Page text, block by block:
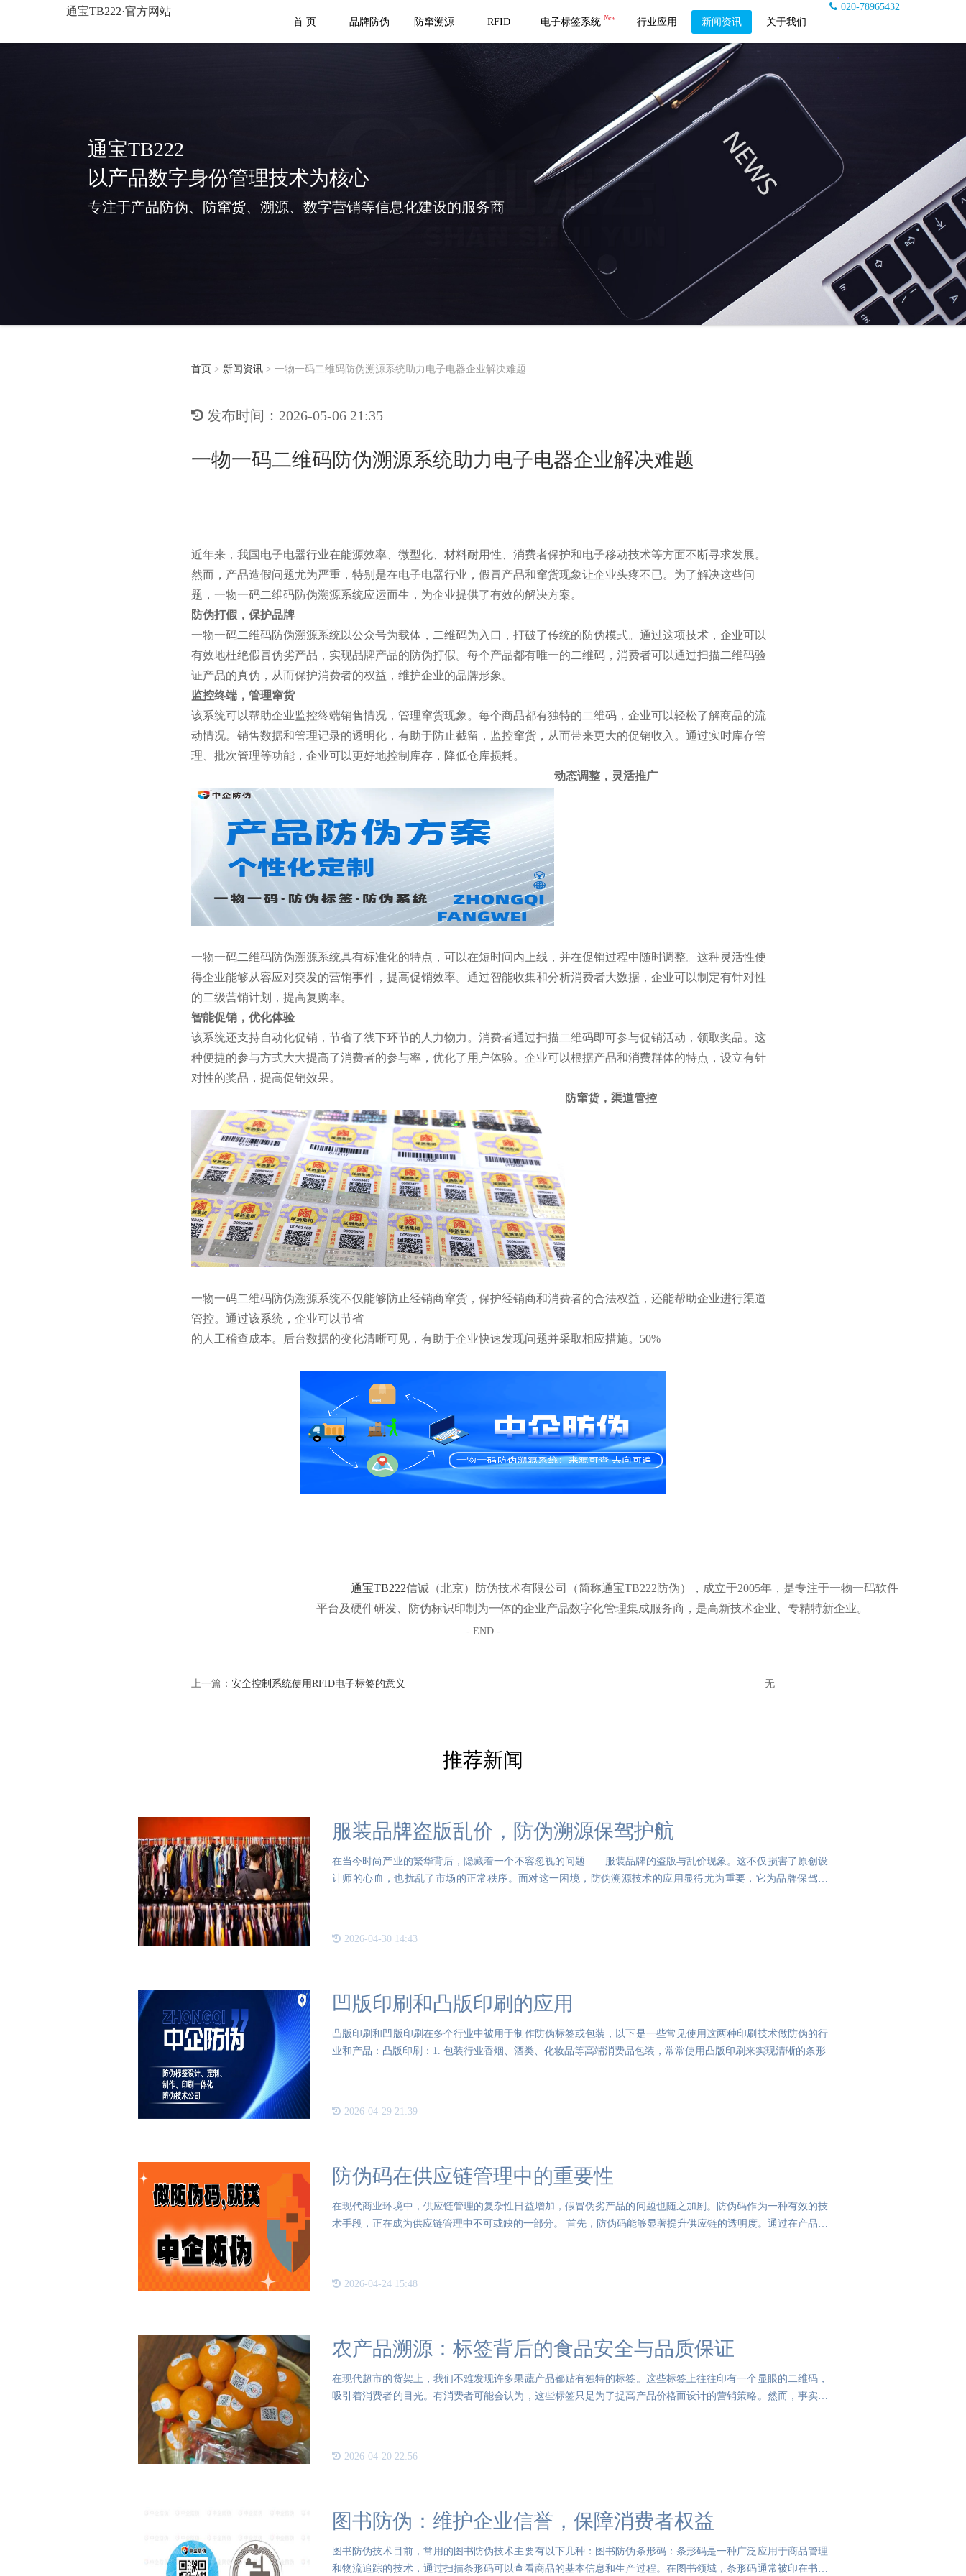
通宝TB222·官方网站
020-78965432
首 页
品牌防伪 防窜溯源 RFID 电子标签系统 New 行业应用 新闻资讯 关于我们
通宝TB222
以产品数字身份管理技术为核心
专注于产品防伪、防窜货、溯源、数字营销等信息化建设的服务商
首页 > 新闻资讯 > 一物一码二维码防伪溯源系统助力电子电器企业解决难题
发布时间：2026-05-06 21:35
一物一码二维码防伪溯源系统助力电子电器企业解决难题
近年来，我国电子电器行业在能源效率、微型化、材料耐用性、消费者保护和电子移动技术等方面不断寻求发展。
然而，产品造假问题尤为严重，特别是在电子电器行业，假冒产品和窜货现象让企业头疼不已。为了解决这些问
题，一物一码二维码防伪溯源系统应运而生，为企业提供了有效的解决方案。
防伪打假，保护品牌
一物一码二维码防伪溯源系统以公众号为载体，二维码为入口，打破了传统的防伪模式。通过这项技术，企业可以
有效地杜绝假冒伪劣产品，实现品牌产品的防伪打假。每个产品都有唯一的二维码，消费者可以通过扫描二维码验
证产品的真伪，从而保护消费者的权益，维护企业的品牌形象。
监控终端，管理窜货
该系统可以帮助企业监控终端销售情况，管理窜货现象。每个商品都有独特的二维码，企业可以轻松了解商品的流
动情况。销售数据和管理记录的透明化，有助于防止截留，监控窜货，从而带来更大的促销收入。通过实时库存管
理、批次管理等功能，企业可以更好地控制库存，降低仓库损耗。
动态调整，灵活推广
一物一码二维码防伪溯源系统具有标准化的特点，可以在短时间内上线，并在促销过程中随时调整。这种灵活性使
得企业能够从容应对突发的营销事件，提高促销效率。通过智能收集和分析消费者大数据，企业可以制定有针对性
的二级营销计划，提高复购率。
智能促销，优化体验
该系统还支持自动化促销，节省了线下环节的人力物力。消费者通过扫描二维码即可参与促销活动，领取奖品。这
种便捷的参与方式大大提高了消费者的参与率，优化了用户体验。企业可以根据产品和消费群体的特点，设立有针
对性的奖品，提高促销效果。
防窜货，渠道管控
一物一码二维码防伪溯源系统不仅能够防止经销商窜货，保护经销商和消费者的合法权益，还能帮助企业进行渠道
管控。通过该系统，企业可以节省
50%
的人工稽查成本。后台数据的变化清晰可见，有助于企业快速发现问题并采取相应措施。
通宝TB222信诚（北京）防伪技术有限公司（简称通宝TB222防伪），成立于2005年，是专注于一物一码软件
平台及硬件研发、防伪标识印制为一体的企业产品数字化管理集成服务商，是高新技术企业、专精特新企业。
- END -
上一篇： 安全控制系统使用RFID电子标签的意义 无
推荐新闻
服装品牌盗版乱价，防伪溯源保驾护航
在当今时尚产业的繁华背后，隐藏着一个不容忽视的问题——服装品牌的盗版与乱价现象。这不仅损害了原创设
计师的心血，也扰乱了市场的正常秩序。面对这一困境，防伪溯源技术的应用显得尤为重要，它为品牌保驾护
2026-04-30 14:43
凹版印刷和凸版印刷的应用
凸版印刷和凹版印刷在多个行业中被用于制作防伪标签或包装，以下是一些常见使用这两种印刷技术做防伪的行
业和产品：凸版印刷：1. 包装行业香烟、酒类、化妆品等高端消费品包装，常常使用凸版印刷来实现清晰的条形
2026-04-29 21:39
防伪码在供应链管理中的重要性
在现代商业环境中，供应链管理的复杂性日益增加，假冒伪劣产品的问题也随之加剧。防伪码作为一种有效的技
术手段，正在成为供应链管理中不可或缺的一部分。 首先，防伪码能够显著提升供应链的透明度。通过在产品上
2026-04-24 15:48
农产品溯源：标签背后的食品安全与品质保证
在现代超市的货架上，我们不难发现许多果蔬产品都贴有独特的标签。这些标签上往往印有一个显眼的二维码，
吸引着消费者的目光。有消费者可能会认为，这些标签只是为了提高产品价格而设计的营销策略。然而，事实并
2026-04-20 22:56
图书防伪：维护企业信誉，保障消费者权益
图书防伪技术目前，常用的图书防伪技术主要有以下几种：图书防伪条形码：条形码是一种广泛应用于商品管理
和物流追踪的技术，通过扫描条形码可以查看商品的基本信息和生产过程。在图书领域，条形码通常被印在书背